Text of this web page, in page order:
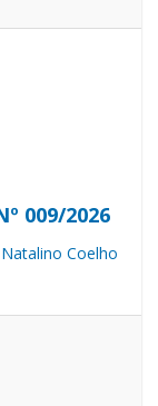
009/2026
Coelho